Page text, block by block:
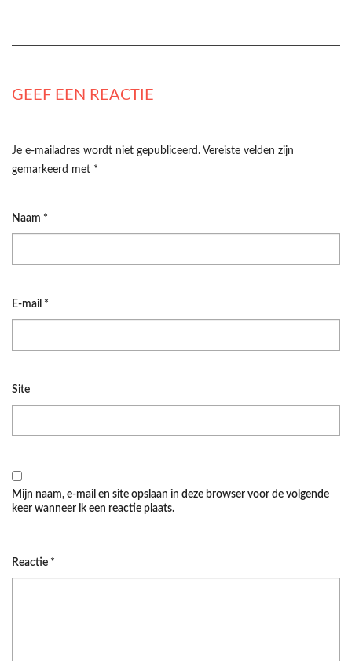
GEEF EEN REACTIE
Je e-mailadres wordt niet gepubliceerd. Vereiste velden zijn
gemarkeerd met *
Naam *
E-mail *
Site
Mijn naam, e-mail en site opslaan in deze browser voor de volgende
keer wanneer ik een reactie plaats.
Reactie *